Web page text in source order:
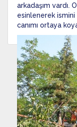
arkadaşım vardı.
esinlenerek ismini
canımı ortaya